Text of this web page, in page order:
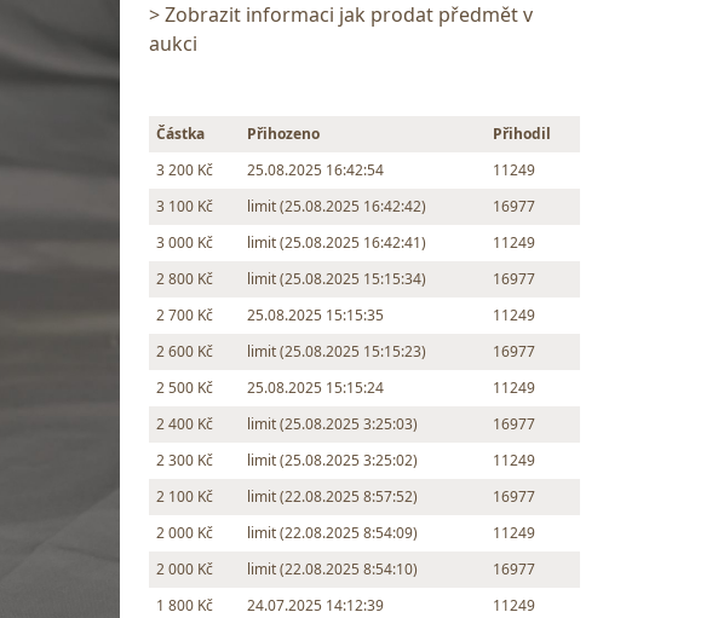
> Zobrazit informaci jak prodat předmět v
aukci
Částka Přihozeno
Přihodil
3 200 Kč
25.08.2025 16:42:54
11249
3 100 Kč
limit (25.08.2025 16:42:42)
16977
3 000 Kč
limit (25.08.2025 16:42:41)
11249
2 800 Kč
limit (25.08.2025 15:15:34)
16977
2 700 Kč
25.08.2025 15:15:35
11249
2 600 Kč
limit (25.08.2025 15:15:23)
16977
2 500 Kč
25.08.2025 15:15:24
11249
2 400 Kč
limit (25.08.2025 3:25:03)
16977
2 300 Kč
limit (25.08.2025 3:25:02)
11249
2 100 Kč
limit (22.08.2025 8:57:52)
16977
2 000 Kč
limit (22.08.2025 8:54:09)
11249
2 000 Kč
limit (22.08.2025 8:54:10)
16977
1 800 Kč
24.07.2025 14:12:39
11249